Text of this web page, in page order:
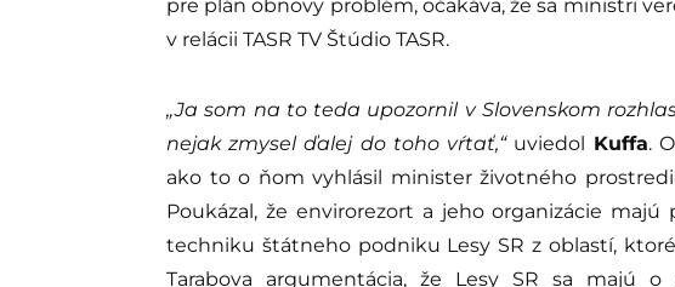
pre plán obnovy problém, očakáva, že sa ministri
v relácii TASR TV Štúdio TASR.
„Ja som na to teda upozornil v Slovenskom
nejak zmysel ďalej do toho vŕtať,“uviedol Kuffa.
ako to o ňom vyhlásil minister životného
Poukázal, že envirorezort a jeho organizácie
techniku štátneho podniku Lesy SR z oblastí,
Tarabova argumentácia, že Lesy SR sa majú